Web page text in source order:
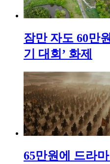
잠만 자도 60만
기 대회’ 화제
65만원에 드라